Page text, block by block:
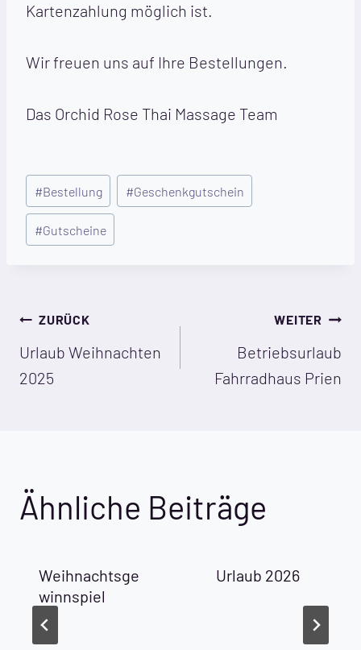
Kartenzahlung möglich ist.
Wir freuen uns auf Ihre Bestellungen.
Das Orchid Rose Thai Massage Team
Schlagworte:
#Bestellung #Geschenkgutschein
#Gutscheine
Beitragsnavigation
ZURÜCK
Urlaub Weihnachten
2025
WEITER
Betriebsurlaub
Fahrradhaus Prien
Ähnliche Beiträge
Weihnachtsge
winnspiel
Urlaub 2026